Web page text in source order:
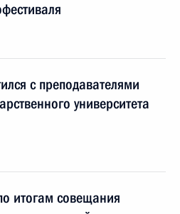
с преподавателями
университета
итогам совещания